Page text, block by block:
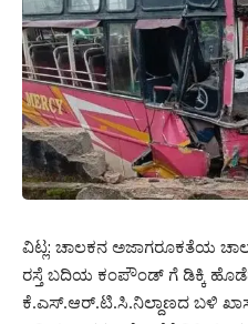
ವಿಟ್ಲ: ಚಾಲಕನ ಅಜಾಗರೂಕತೆಯ
ರಸ್ತೆ ಬದಿಯ ಕಂಪೌಂಡ್ ಗೆ ಡಿಕ್ಕಿ
ಕೆ.ಎಸ್.ಆರ್.ಟಿ.ಸಿ.ನಿಲ್ದಾಣದ ಬಳಿ